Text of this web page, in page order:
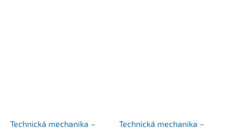
Technická mechanika –
Technická mechanika –